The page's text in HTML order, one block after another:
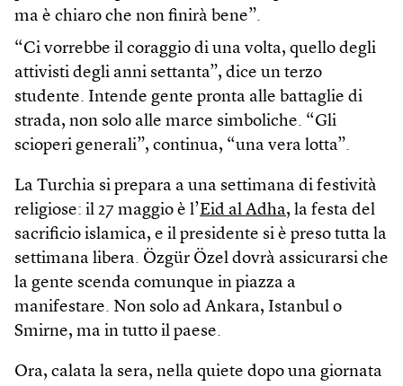
ma è chiaro che non finirà bene”.
“Ci vorrebbe il coraggio di una volta, quello degli
attivisti degli anni settanta”, dice un terzo
studente. Intende gente pronta alle battaglie di
strada, non solo alle marce simboliche. “Gli
scioperi generali”, continua, “una vera lotta”.
La Turchia si prepara a una settimana di festività
religiose: il 27 maggio è l’Eid al Adha, la festa del
sacrificio islamica, e il presidente si è preso tutta la
settimana libera. Özgür Özel dovrà assicurarsi che
la gente scenda comunque in piazza a
manifestare. Non solo ad Ankara, Istanbul o
Smirne, ma in tutto il paese.
Ora, calata la sera, nella quiete dopo una giornata